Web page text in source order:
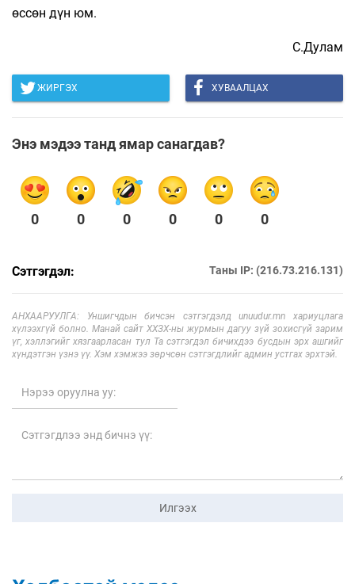
өссөн дүн юм.
С.Дулам
ЖИРГЭХ ХУВААЛЦАХ
Энэ мэдээ танд ямар санагдав?
0 0 0 0 0 0
Сэтгэгдэл: Таны IP: (216.73.216.131)
АНХААРУУЛГА: Уншигчдын бичсэн сэтгэгдэлд unuudur.mn хариуцлага
хүлээхгүй болно. Манай сайт ХХЗХ-ны журмын дагуу зүй зохисгүй зарим
үг, хэллэгийг хязгаарласан тул Та сэтгэгдэл бичихдээ бусдын эрх ашгийг
хүндэтгэн үзнэ үү. Хэм хэмжээ зөрчсөн сэтгэгдлийг админ устгах эрхтэй.
Илгээх